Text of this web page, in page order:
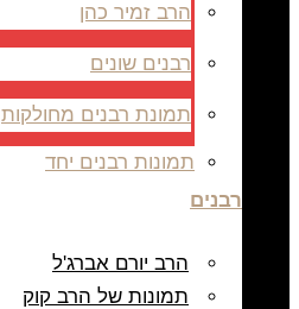
הרב זמיר כהן
רבנים שונים
תמונת רבנים מחולקות
תמונות רבנים יחד
רבנים
הרב יורם אברג'ל
תמונות של הרב קוק